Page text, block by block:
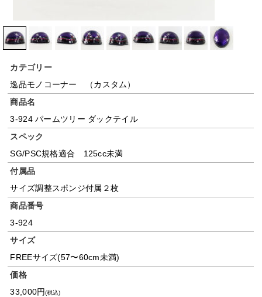
カテゴリー
逸品モノコーナー （カスタム）
商品名
3-924 パームツリー ダックテイル
スペック
SG/PSC規格適合 125cc未満
付属品
サイズ調整スポンジ付属２枚
商品番号
3-924
サイズ
FREEサイズ(57〜60cm未満)
価格
33,000円(税込)